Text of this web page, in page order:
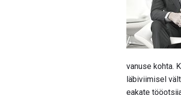
vanuse kohta.
läbiviimisel
eakate